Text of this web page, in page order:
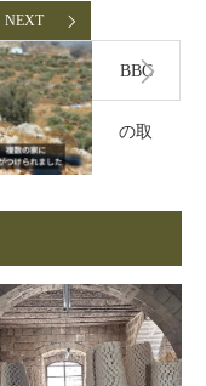
NEXT
BBC
の取
植者
がヨ